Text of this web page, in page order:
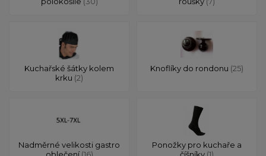
Kuchařské šátky kolem
krku (2)
Knoflíky do rondonu (25)
Nadměrné velikosti gastro
Ponožky pro kuchaře a